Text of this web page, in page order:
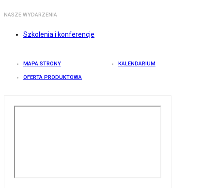
NASZE WYDARZENIA
Szkolenia i konferencje
MAPA STRONY KALENDARIUM
OFERTA PRODUKTOWA